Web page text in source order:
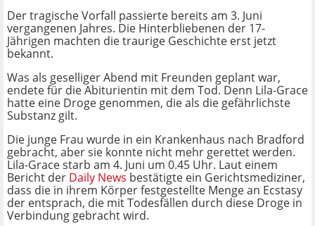
Der tragische Vorfall passierte bereits am 3. Juni
vergangenen Jahres. Die Hinterbliebenen der 17-
Jährigen machten die traurige Geschichte erst jetzt
bekannt.
Was als geselliger Abend mit Freunden geplant war,
endete für die Abiturientin mit dem Tod. Denn Lila-Grace
hatte eine Droge genommen, die als die gefährlichste
Substanz gilt.
Die junge Frau wurde in ein Krankenhaus nach Bradford
gebracht, aber sie konnte nicht mehr gerettet werden.
Lila-Grace starb am 4. Juni um 0.45 Uhr. Laut einem
Bericht der Daily News bestätigte ein Gerichtsmediziner,
dass die in ihrem Körper festgestellte Menge an Ecstasy
der entsprach, die mit Todesfällen durch diese Droge in
Verbindung gebracht wird.